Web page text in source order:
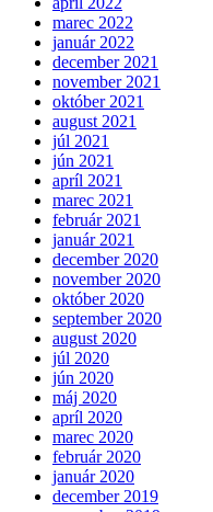
marec 2022
január 2022
december 2021
november 2021
október 2021
august 2021
júl 2021
jún 2021
apríl 2021
marec 2021
február 2021
január 2021
december 2020
november 2020
október 2020
september 2020
august 2020
júl 2020
jún 2020
máj 2020
apríl 2020
marec 2020
február 2020
január 2020
december 2019